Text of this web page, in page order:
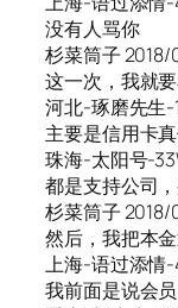
没有人骂你
杉菜筒子
这一次，我就
河北-琢磨先生-
主要是信用卡真
珠海-太阳号-
都是支持公司
杉菜筒子
然后，我把本
上海-语过添情-
我前面是说会